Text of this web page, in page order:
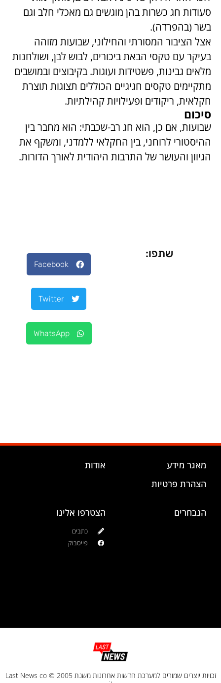
סעודות חג כשרות בהן מוגשים גם מאכלי חלב וגם
בשר (בהפרדה).
אצל הציבור המסורתי והחילוני, שבועות מזוהה
בעיקר עם טקסי הבאת ביכורים, לבוש לבן, ושולחנות
מלאים גבינות, פשטידות ועוגות. בקיבוצים ובמושבים
מתקיימים טקסים חגיגיים הכוללים תצוגות תוצרת
חקלאית, ריקודים ופעילויות קהילתיות.
סיכום
שבועות, אם כן, הוא חג רב-שכבתי: הוא מחבר בין
ההיסטורי לרוחני, בין החקלאי ללמדני, ומשקף את
הגיוון והעושר של התרבות היהודית לאורך הדורות.
שתפו:
Facebook
Twitter
WhatsApp
מאגר מידע
הצהרת פרטיות
אודות
הנבחרים הצטרפו אלינו
כתבים
פייסבוק
זכויות יוצרים שמורים למערכת חדשות אחרונות משנת 2005 © Last News co